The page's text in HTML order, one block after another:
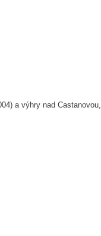
a výhry nad Castanovou,